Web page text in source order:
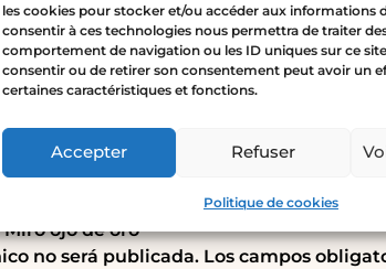
les cookies pour stocker et/ou accéder aux informations
consentir à ces technologies nous permettra de traiter
comportement de navigation ou les ID uniques sur ce
consentir ou de retirer son consentement peut avoir un
certaines caractéristiques et fonctions.
Accepter Refuser
Politique de cookies
ojo de oro”
no será publicada. Los campos